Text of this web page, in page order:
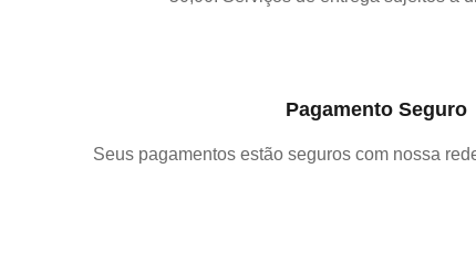
Pagamento Seguro
Seus pagamentos estão seguros com nossa